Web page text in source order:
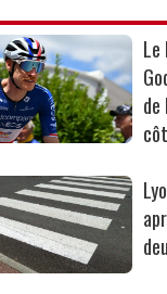
Le
de